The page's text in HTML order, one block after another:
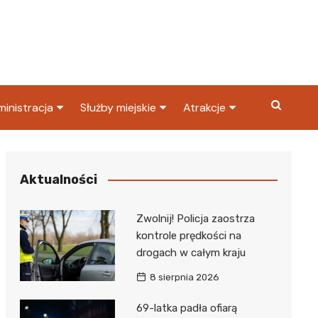
Skarbowy
Służby miejskie
Policja
Atrakcje
Aktualności
Zwolnij! Policja zaostrza
kontrole prędkości na
drogach w całym kraju
8 sierpnia 2026
69-latka padła ofiarą